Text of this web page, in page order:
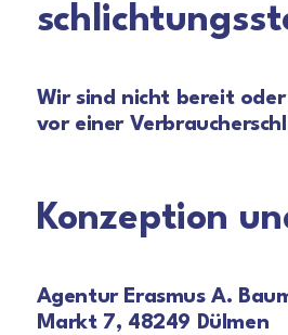
Wir sind nicht bereit
vor einer
Konzeption
Agentur Erasmus A.
Markt 7, 48249 Dülmen